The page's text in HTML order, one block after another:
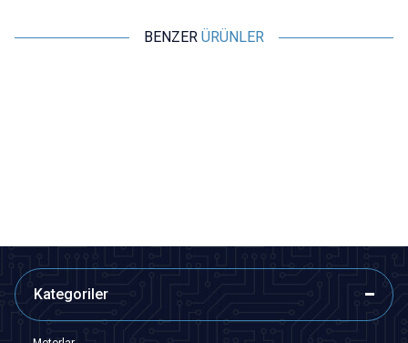
BENZER ÜRÜNLER
Kategoriler